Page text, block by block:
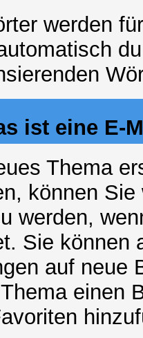
werden
ist eine E-
Thema
können
werden,
Sie können
auf neue
einen